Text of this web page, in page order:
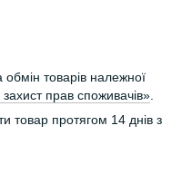
товарів належної
прав споживачів»
товар протягом 14 днів з